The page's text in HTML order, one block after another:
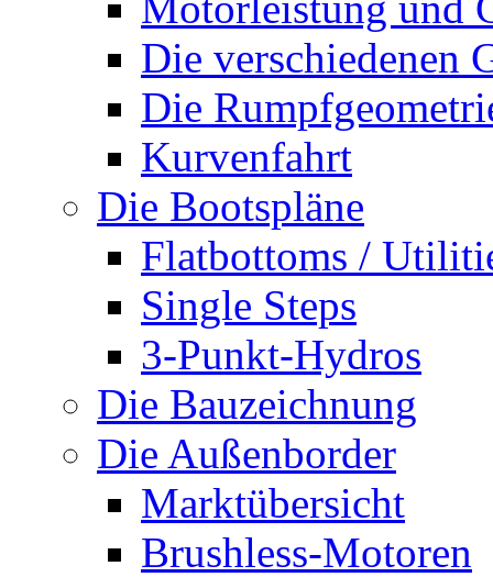
Die verschiedenen
Die
Kurvenfahrt
Die Bootspläne
Flatbottoms /
Single Steps
3-Punkt-Hydros
Die Bauzeichnung
Die Außenborder
Marktübersicht
Brushless-Motoren